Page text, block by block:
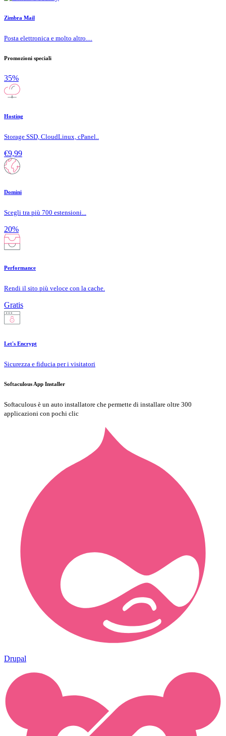
Zimbra Mail
Posta elettronica e molto altro…
Promozioni speciali
35%
Hosting
Storage SSD, CloudLinux, cPanel..
€9,99
Domini
Scegli tra più 700 estensioni...
20%
Performance
Rendi il sito più veloce con la cache.
Gratis
Let's Encrypt
Sicurezza e fiducia per i visitatori
Softaculous App Installer
Softaculous è un auto installatore che permette di installare oltre 300
applicazioni con pochi clic
Drupal